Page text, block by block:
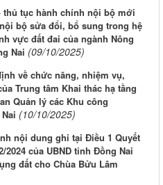
thủ tục hành chính nội bộ mới
bộ sửa đổi, bổ sung trong hệ
vực đất đai của ngành Nông
Nai (09/10/2025)
về chức năng, nhiệm vụ,
Trung tâm Khai thác hạ tầng
Quản lý các Khu công
(10/10/2025)
nội dung ghi tại Điều 1 Quyết
2024 của UBND tỉnh Đồng Nai
đất cho Chùa Bửu Lâm